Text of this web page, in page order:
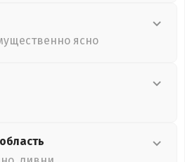
ясно
область